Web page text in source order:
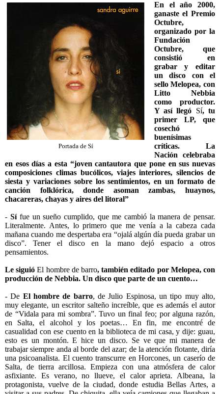
Portada de Sí
En el año 2000,
ganaste el Premio
Octubre,
organizado por la
Fundación
Octubre, que
consistió en
grabar y editar
un disco con el
sello Melopea, con
Litto Nebbia
como productor.
Y así llegó Sí, tu
primer LP, que
cosechó
buenísimas
críticas. La
Nación celebraba
en esos días a esta “joven cantautora que pone en sus nuevas
composiciones climas bucólicos, viajes interiores, silencios de
siesta y variaciones sobre los sentimientos, en un formato de
canción folklórica, donde asoman zambas, huaynos,
chacareras, chayas y aires del litoral”
- Sífue un sueño cumplido, que me cambió la manera de pensar.
Literalmente. Antes, lo primero que me venía a la cabeza cada
mañana cuando me despertaba era “ojalá algún día pueda grabar un
disco”. Tener el disco en la mano dejó espacio a otros
pensamientos.
Le siguióEl hombre de barro, también editado por Melopea, con
producción de Nebbia. Un disco que parte de un cuento…
- De El hombre de barro, de Julio Espinosa, un tipo muy alto,
muy elegante, un escritor salteño increíble, que es además el autor
de “Vidala para mi sombra”. Tuvo un final feo; por alguna razón,
en Salta, el alcohol y los poetas… En fin, me encontré de
casualidad con ese cuento en la biblioteca de mi casa, y dije: guau,
esto es un montón. E hice un disco. Se ve que mi manera de
trabajar siempre anda al borde del azar; de la atención flotante, diría
una psicoanalista. El cuento transcurre en Horcones, un caserío de
Salta, de tierra arcillosa. Empieza con una atmósfera de calor
asfixiante. Es verano, no llueve, el calor aprieta. Albeana, la
protagonista, vuelve de la ciudad, donde estudia Bellas Artes, a